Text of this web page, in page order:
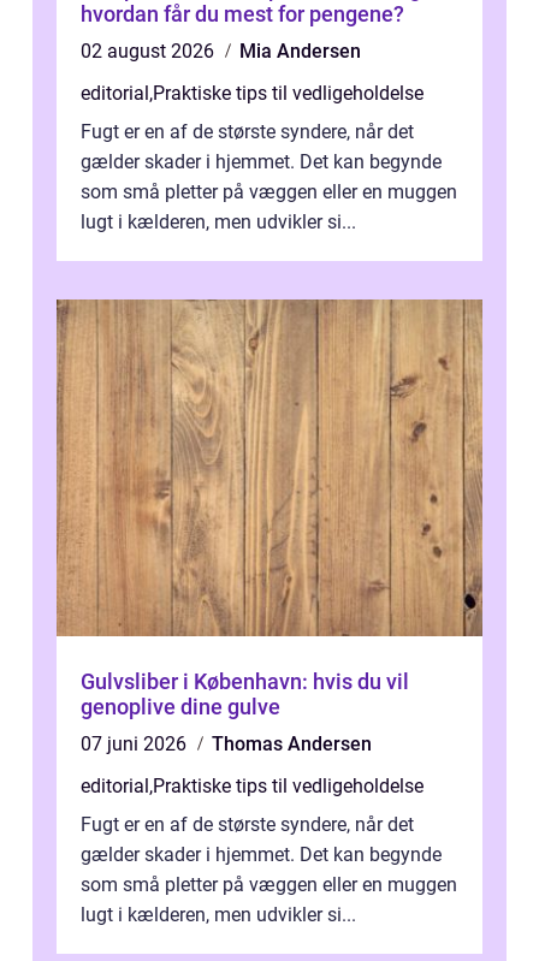
hvordan får du mest for pengene?
02 august 2026
Mia Andersen
editorial,Praktiske tips til vedligeholdelse
Fugt er en af de største syndere, når det
gælder skader i hjemmet. Det kan begynde
som små pletter på væggen eller en muggen
lugt i kælderen, men udvikler si...
Gulvsliber i København: hvis du vil
genoplive dine gulve
07 juni 2026
Thomas Andersen
editorial,Praktiske tips til vedligeholdelse
Fugt er en af de største syndere, når det
gælder skader i hjemmet. Det kan begynde
som små pletter på væggen eller en muggen
lugt i kælderen, men udvikler si...